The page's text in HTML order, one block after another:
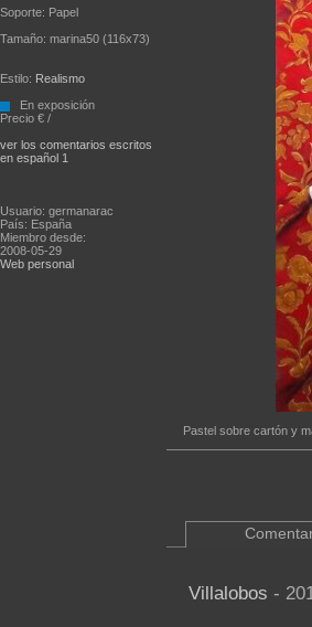
Soporte: Papel
Tamaño: marina50 (116x73)
Estilo: Realismo
En exposición
Precio € /
ver los comentarios escritos
en español 1
Usuario: germanarac
País: España
Miembro desde:
2008-05-29
Web personal
Pastel sobre cartón y
Villalobos -